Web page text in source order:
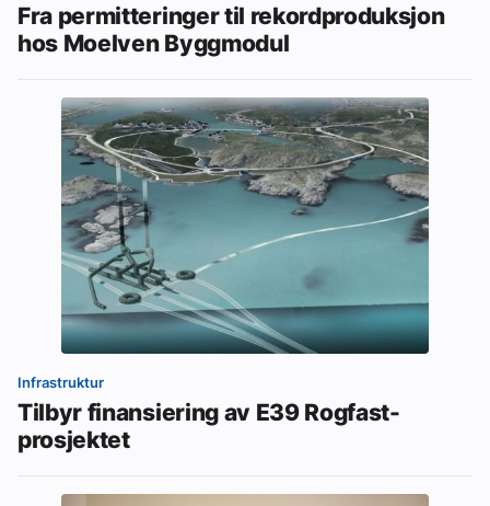
Fra permitteringer til rekordproduksjon
hos Moelven Byggmodul
Infrastruktur
Tilbyr finansiering av E39 Rogfast-
prosjektet